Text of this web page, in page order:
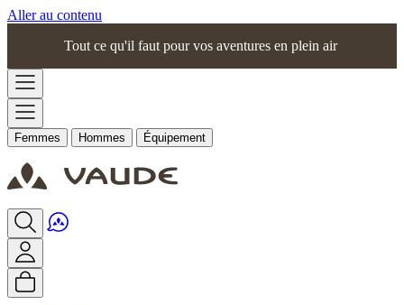
Aller au contenu
Tout ce qu'il faut pour vos aventures en plein air
Femmes Hommes Équipement